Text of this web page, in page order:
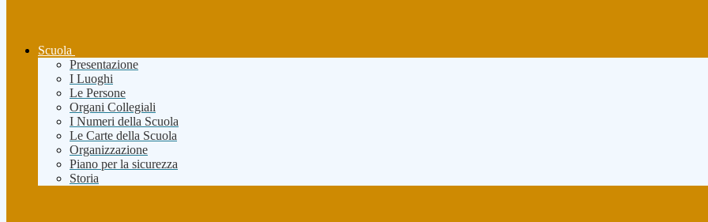
Scuola
Presentazione
I Luoghi
Le Persone
Organi Collegiali
I Numeri della Scuola
Le Carte della Scuola
Organizzazione
Piano per la sicurezza
Storia